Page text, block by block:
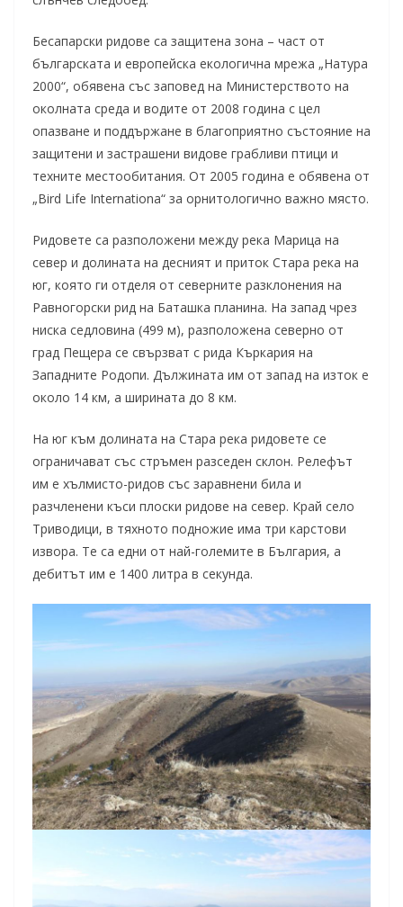
Бесапарски ридове са защитена зона – част от
българската и европейска екологична мрежа „Натура
2000“, обявена със заповед на Министерството на
околната среда и водите от 2008 година с цел
опазване и поддържане в благоприятно състояние на
защитени и застрашени видове грабливи птици и
техните местообитания. От 2005 година е обявена от
„Bird Life Internationa“ за орнитологично важно място.
Ридовете са разположени между река Марица на
север и долината на десният и приток Стара река на
юг, която ги отделя от северните разклонения на
Равногорски рид на Баташка планина. На запад чрез
ниска седловина (499 м), разположена северно от
град Пещера се свързват с рида Къркария на
Западните Родопи. Дължината им от запад на изток е
около 14 км, а ширината до 8 км.
На юг към долината на Стара река ридовете се
ограничават със стръмен разседен склон. Релефът
им е хълмисто-ридов със заравнени била и
разчленени къси плоски ридове на север. Край село
Триводици, в тяхното подножие има три карстови
извора. Те са едни от най-големите в България, а
дебитът им е 1400 литра в секунда.